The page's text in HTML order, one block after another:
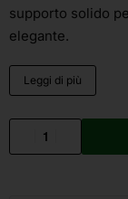
supporto solido
elegante.
Leggi di più